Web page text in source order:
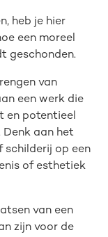
heb je hier
een moreel
geschonden.
van
een werk die
en potentieel
aan het
schilderij op een
of esthetiek
van een
zijn voor de